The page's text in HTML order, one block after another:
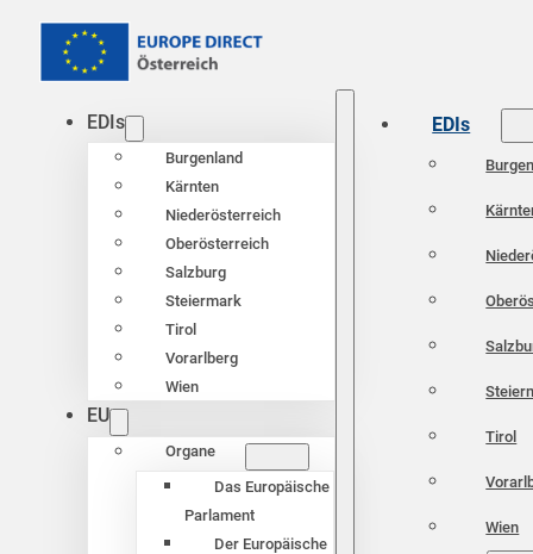
EDIs
Burgenland
Kärnten
Niederösterreich
Oberösterreich
Salzburg
Steiermark
Tirol
Vorarlberg
Wien
EU
Organe
Das Europäische
Parlament
Der Europäische
EDIs
Tirol
Wien